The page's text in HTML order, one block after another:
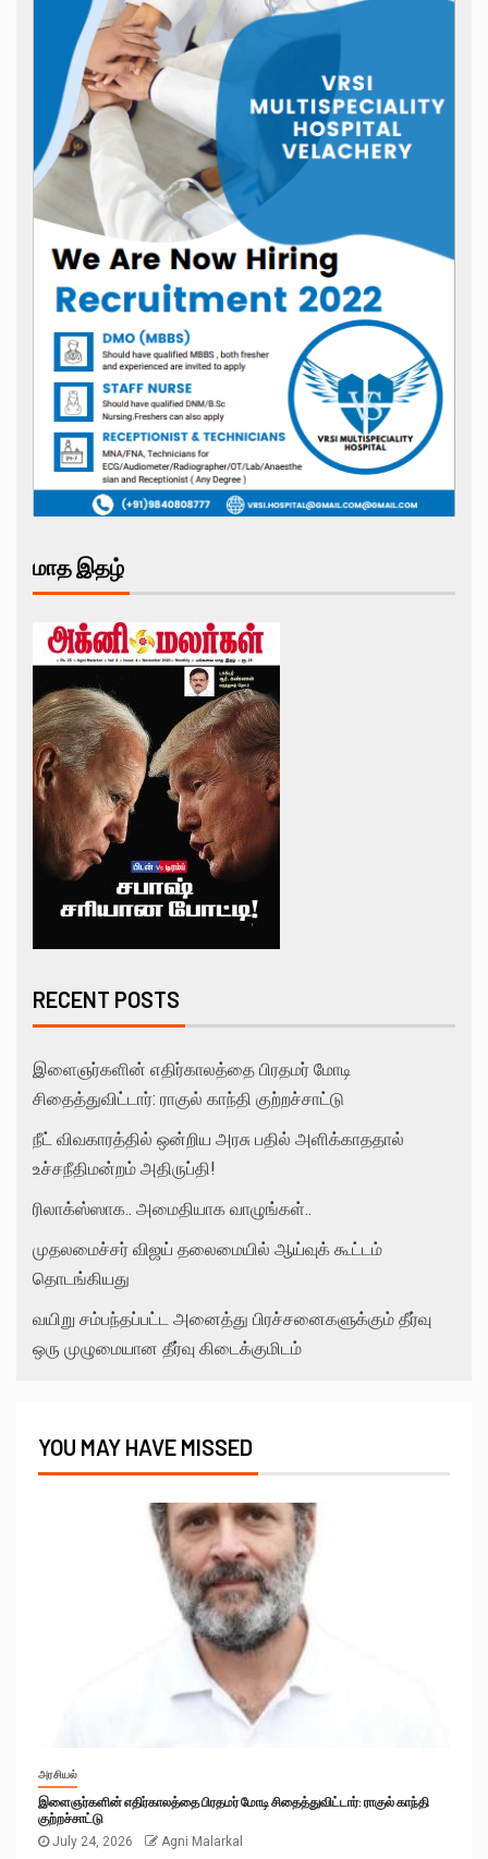
மாத இதழ்
RECENT POSTS
இளைஞர்களின் எதிர்காலத்தை பிரதமர் மோடி
சிதைத்துவிட்டார்: ராகுல் காந்தி குற்றச்சாட்டு
நீட் விவகாரத்தில் ஒன்றிய அரசு பதில் அளிக்காததால்
உச்சநீதிமன்றம் அதிருப்தி!
ரிலாக்ஸ்ஸாக.. அமைதியாக வாழுங்கள்..
முதலமைச்சர் விஜய் தலைமையில் ஆய்வுக் கூட்டம்
தொடங்கியது
வயிறு சம்பந்தப்பட்ட அனைத்து பிரச்சனைகளுக்கும் தீர்வு
ஒரு முழுமையான தீர்வு கிடைக்குமிடம்
YOU MAY HAVE MISSED
அரசியல்
இளைஞர்களின் எதிர்காலத்தை பிரதமர் மோடி சிதைத்துவிட்டார்: ராகுல் காந்தி
குற்றச்சாட்டு
July 24, 2026
Agni Malarkal